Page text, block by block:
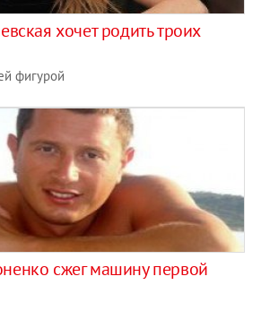
хочет родить троих
фигурой
сжег машину первой